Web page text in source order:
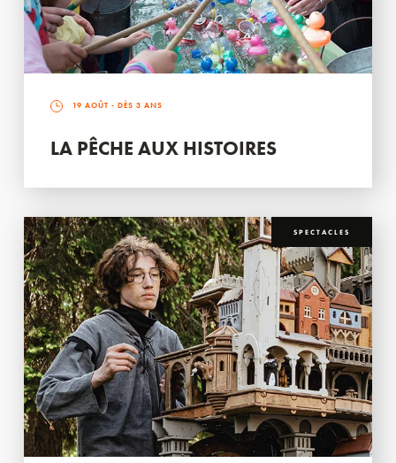
19 AOÛT - DÈS 3 ANS
LA PÊCHE AUX HISTOIRES
SPECTACLES